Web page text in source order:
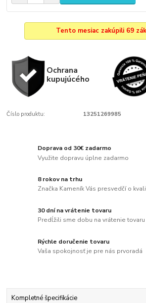
Tento mesiac zakúpili 69
Ochrana
kupujúcého
Číslo produktu: 13251269985
Doprava od 30€ zadarmo
Využite dopravu úplne zadarmo
8 rokov na trhu
Značka Kameník Vás presvedčí o
30 dní na vrátenie tovaru
Predĺžili sme dobu na vrátenie tovaru
Rýchle doručenie tovaru
Vaša spokojnosť je pre nás prvoradá
Kompletné špecifikácie